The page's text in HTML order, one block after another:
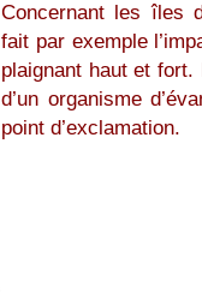
Concernant les îles
fait par exemple
plaignant haut et
d’un organisme
point d’exclamation.